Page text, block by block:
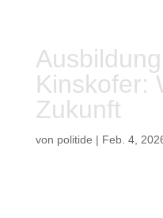
Kinskofer:
Zukunft
von politide | Feb. 4,